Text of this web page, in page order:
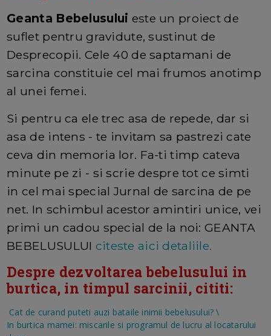
Geanta Bebelusului este un proiect de
suflet pentru gravidute, sustinut de
Desprecopii. Cele 40 de saptamani de
sarcina constituie cel mai frumos anotimp
al unei femei.
Si pentru ca ele trec asa de repede, dar si
asa de intens - te invitam sa pastrezi cate
ceva din memoria lor. Fa-ti timp cateva
minute pe zi - si scrie despre tot ce simti
in cel mai special Jurnal de sarcina de pe
net. In schimbul acestor amintiri unice, vei
primi un cadou special de la noi: GEANTA
BEBELUSULUI citeste aici detaliile.
Despre dezvoltarea bebelusului in
burtica, in timpul sarcinii, cititi:
Cat de curand puteti auzi bataile inimii bebelusului? \
In burtica mamei: miscarile si programul de lucru al locatarului